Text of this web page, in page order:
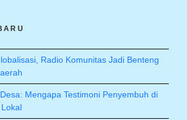
Radio Komunitas Jadi Benteng
Mengapa Testimoni Penyembuh di